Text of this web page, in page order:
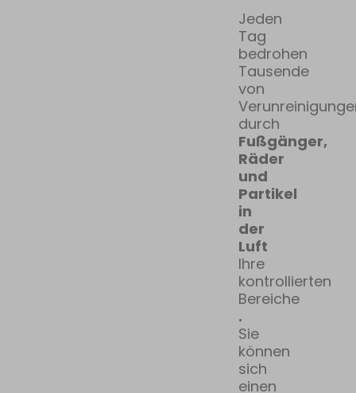
Jeden
Tag
bedrohen
Tausende
von
durch
Fußgänger,
Räder
und
Partikel
in
der
Luft
Ihre
kontrollierten
Bereiche
.
Sie
können
sich
einen